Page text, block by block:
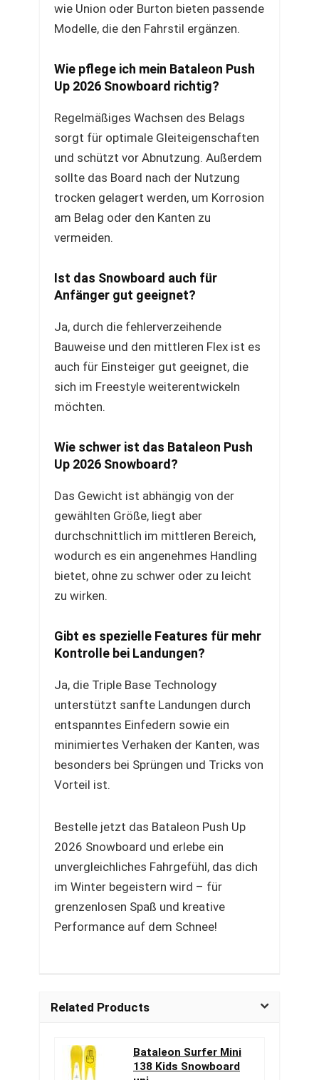
wie Union oder Burton bieten passende
Modelle, die den Fahrstil ergänzen.
Wie pflege ich mein Bataleon Push
Up 2026 Snowboard richtig?
Regelmäßiges Wachsen des Belags
sorgt für optimale Gleiteigenschaften
und schützt vor Abnutzung. Außerdem
sollte das Board nach der Nutzung
trocken gelagert werden, um Korrosion
am Belag oder den Kanten zu
vermeiden.
Ist das Snowboard auch für
Anfänger gut geeignet?
Ja, durch die fehlerverzeihende
Bauweise und den mittleren Flex ist es
auch für Einsteiger gut geeignet, die
sich im Freestyle weiterentwickeln
möchten.
Wie schwer ist das Bataleon Push
Up 2026 Snowboard?
Das Gewicht ist abhängig von der
gewählten Größe, liegt aber
durchschnittlich im mittleren Bereich,
wodurch es ein angenehmes Handling
bietet, ohne zu schwer oder zu leicht
zu wirken.
Gibt es spezielle Features für mehr
Kontrolle bei Landungen?
Ja, die Triple Base Technology
unterstützt sanfte Landungen durch
entspanntes Einfedern sowie ein
minimiertes Verhaken der Kanten, was
besonders bei Sprüngen und Tricks von
Vorteil ist.
Bestelle jetzt das Bataleon Push Up
2026 Snowboard und erlebe ein
unvergleichliches Fahrgefühl, das dich
im Winter begeistern wird – für
grenzenlosen Spaß und kreative
Performance auf dem Schnee!
Related Products
Bataleon Surfer Mini
138 Kids Snowboard